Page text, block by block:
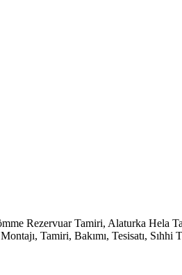
Rezervuar Tamiri, Alaturka Hela
Tamiri, Bakımı, Tesisatı, Sıhhi